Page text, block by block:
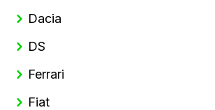
Dacia
DS
Ferrari
Fiat